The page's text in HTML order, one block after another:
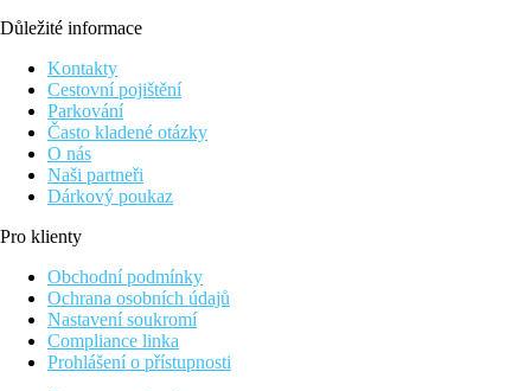
Důležité informace
Kontakty
Cestovní pojištění
Parkování
Často kladené otázky
O nás
Naši partneři
Dárkový poukaz
Pro klienty
Obchodní podmínky
Ochrana osobních údajů
Nastavení soukromí
Compliance linka
Prohlášení o přístupnosti